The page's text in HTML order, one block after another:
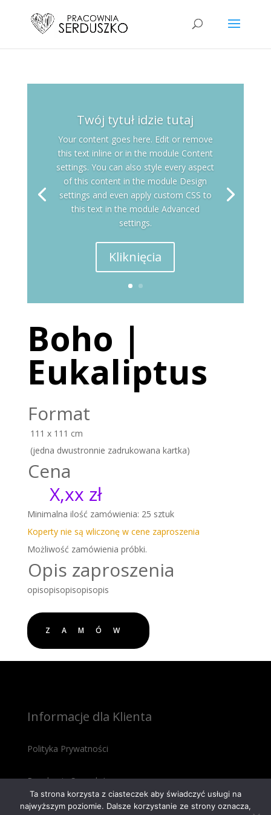
Twój tytuł idzie tutaj
Your content goes here. Edit or remove
this text inline or in the module Content
settings. You can also style every aspect
of this content in the module Design
settings and even apply custom CSS to
this text in the module Advanced
settings.
Kliknięcia
Boho |
Eukaliptus
Format
111 x 111 cm
(jedna dwustronnie zadrukowana kartka)
Cena
X,xx zł
Minimalna ilość zamówienia: 25 sztuk
Koperty nie są wliczonę w cene zaproszenia
Możliwość zamówienia próbki.
Opis zaproszenia
opisopisopisopisopis
ZAMÓW
Informacje dla Klienta
Polityka Prywatności
Regulamin Sprzedaży
Ta strona korzysta z ciasteczek aby świadczyć usługi na
najwyższym poziomie. Dalsze korzystanie ze strony oznacza,